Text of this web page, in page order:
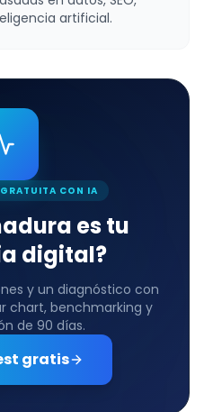
artificial.
CON IA
es tu
digital?
y un diagnóstico con
chart, benchmarking y
de 90 días.
gratis